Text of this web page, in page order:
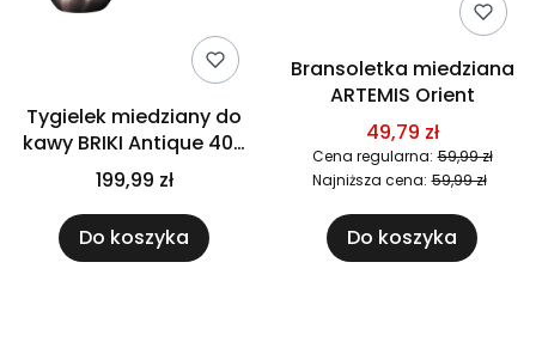
Tygielek miedziany do
kawy BRIKI Antique 400
ml Cu29
199,99 zł
Do koszyka
Bransoletka miedziana
ARTEMIS Orient
49,79 zł
Cena regularna: 59,99 zł
Najniższa cena: 59,99 zł
Do koszyka